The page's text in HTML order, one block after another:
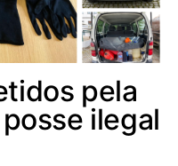
pela
ilegal